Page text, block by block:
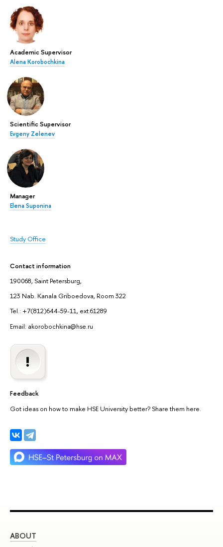
Academic Supervisor
Alena Korobochkina
Scientific Supervisor
Evgeny Zelenev
Manager
Elena Suponina
Study Office
Contact information
190068, Saint Petersburg,
123 Nab. Kanala Griboedova, Room 322
Tel.: +7(812)644-59-11, ext.61289
Email: akorobochkina@hse.ru
Feedback
Got ideas on how to make HSE University better? Share them here.
ABOUT